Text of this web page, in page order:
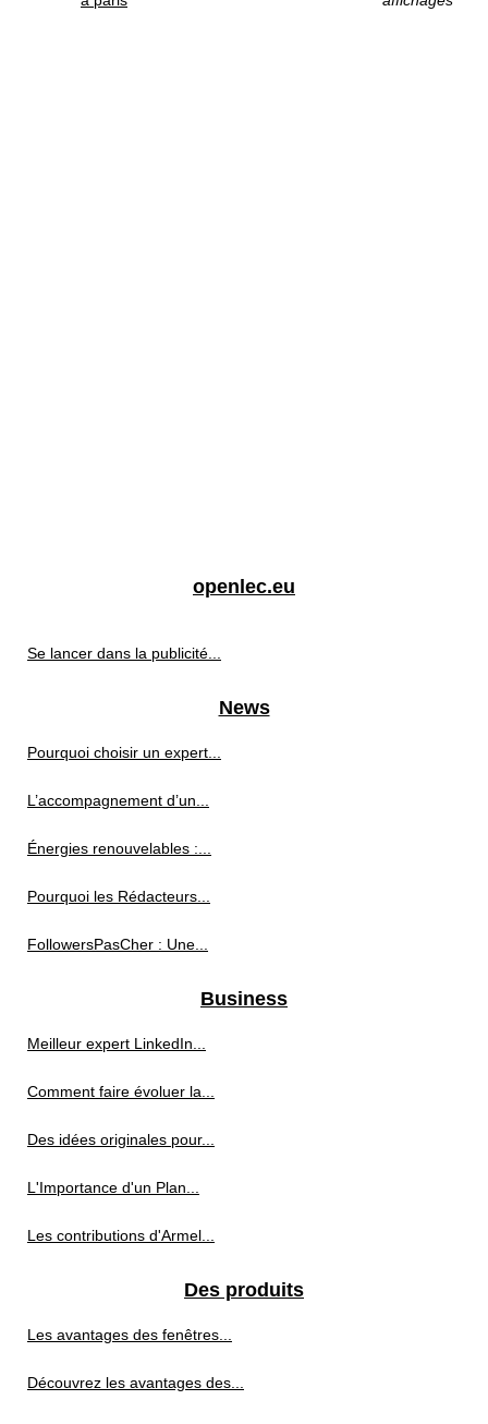
openlec.eu
Se lancer dans la publicité...
News
Pourquoi choisir un expert...
L’accompagnement d’un...
Énergies renouvelables :...
Pourquoi les Rédacteurs...
FollowersPasCher : Une...
Business
Meilleur expert LinkedIn...
Comment faire évoluer la...
Des idées originales pour...
L'Importance d'un Plan...
Les contributions d'Armel...
Des produits
Les avantages des fenêtres...
Découvrez les avantages des...